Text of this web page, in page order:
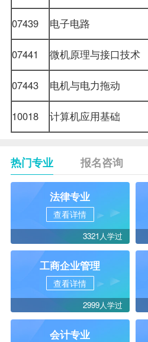
07439 电子电路
07441 微机原理与接口技术
07443 电机与电力拖动
10018 计算机应用基础
热门专业 报名咨询
法律专业
查看详情
3321人学过
工商企业管理
查看详情
2999人学过
会计专业